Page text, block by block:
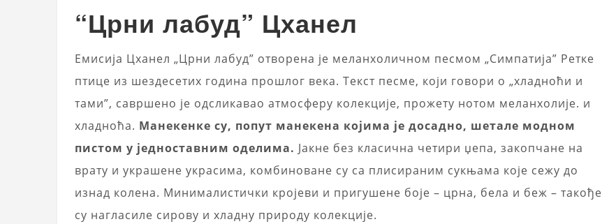
“Црни лабуд” Цханел
Емисија Цханел „Црни лабуд” отворена је меланхоличном песмом „Симпатија” Ретке
птице из шездесетих година прошлог века. Текст песме, који говори о „хладноћи и
тами”, савршено је одсликавао атмосферу колекције, прожету нотом меланхолије. и
хладноћа. Манекенке су, попут манекена којима је досадно, шетале модном
пистом у једноставним оделима. Јакне без класична четири џепа, закопчане на
врату и украшене украсима, комбиноване су са плисираним сукњама које сежу до
изнад колена. Минималистички кројеви и пригушене боје – црна, бела и беж – такође
су нагласиле сирову и хладну природу колекције.